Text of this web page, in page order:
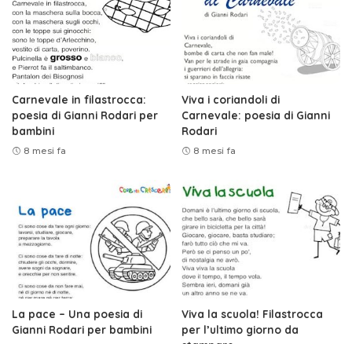
Carnevale in filastrocca:
poesia di Gianni Rodari per
bambini
8 mesi fa
Viva i coriandoli di
Carnevale: poesia di Gianni
Rodari
8 mesi fa
La pace – Una poesia di
Gianni Rodari per bambini
Viva la scuola! Filastrocca
per l’ultimo giorno da